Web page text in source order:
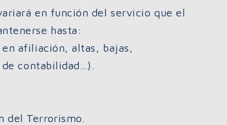
en función del servicio que el
hasta:
en afiliación, altas, bajas,
contabilidad…).
del Terrorismo.